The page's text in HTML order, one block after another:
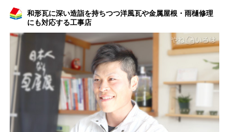
和形瓦に深い造詣を持ちつつ洋風瓦や金属屋根・雨樋修理
にも対応する工事店